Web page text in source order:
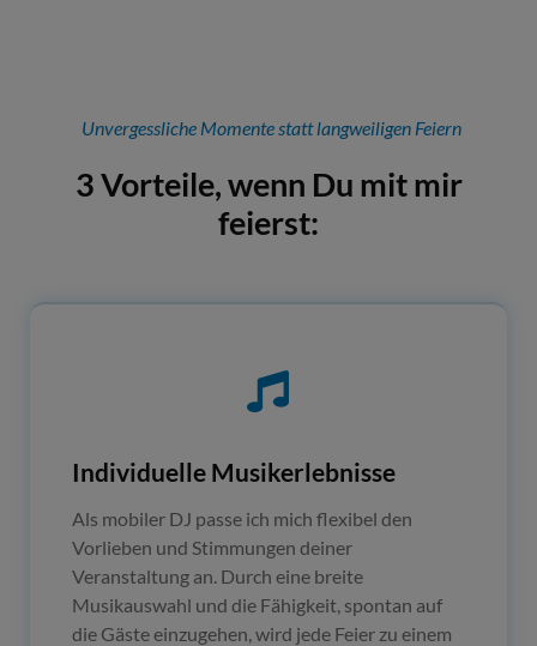
Unvergessliche Momente statt langweiligen Feiern
3 Vorteile, wenn Du mit mir
feierst:
Individuelle Musikerlebnisse
Als mobiler DJ passe ich mich flexibel den
Vorlieben und Stimmungen deiner
Veranstaltung an. Durch eine breite
Musikauswahl und die Fähigkeit, spontan auf
die Gäste einzugehen, wird jede Feier zu einem